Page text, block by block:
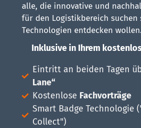
alle, die innovative und
für den Logistikbereich suchen
Technologien entdecken wollen.
Inklusive in Ihrem
Eintritt an beiden Tagen
Lane“
Kostenlose Fachvorträge
Smart Badge Technologie
Collect")